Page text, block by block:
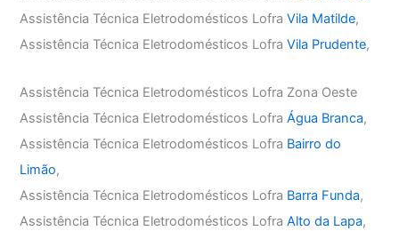
Assistência Técnica Eletrodomésticos LofraVila Matilde,
Assistência Técnica Eletrodomésticos LofraVila Prudente,
Assistência Técnica Eletrodomésticos Lofra Zona Oeste
Assistência Técnica Eletrodomésticos LofraÁgua Branca,
Assistência Técnica Eletrodomésticos Lofra Bairro do
Limão,
Assistência Técnica Eletrodomésticos Lofra Barra Funda,
Assistência Técnica Eletrodomésticos LofraAlto da Lapa,